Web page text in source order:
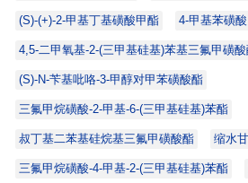
(S)-(+)-2-甲基丁基磺酸甲酯 4-甲基苯磺
4,5-二甲氧基-2-(三甲基硅基)苯基三氟甲磺
(S)-N-苄基吡咯-3-甲醇对甲苯磺酸酯
三氟甲烷磺酸-2-甲基-6-(三甲基硅基)苯酯
叔丁基二苯基硅烷基三氟甲磺酸酯 缩水
三氟甲烷磺酸-4-甲基-2-(三甲基硅基)苯酯